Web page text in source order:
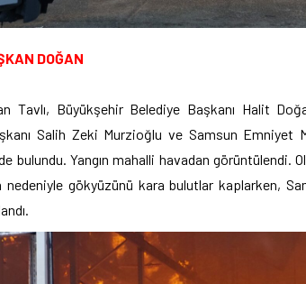
DOĞAN
Tavlı, Büyükşehir Belediye Başkanı Halit
Salih Zeki Murzioğlu ve Samsun Emniyet
bulundu. Yangın mahalli havadan görüntülendi.
nedeniyle gökyüzünü kara bulutlar kaplarken,